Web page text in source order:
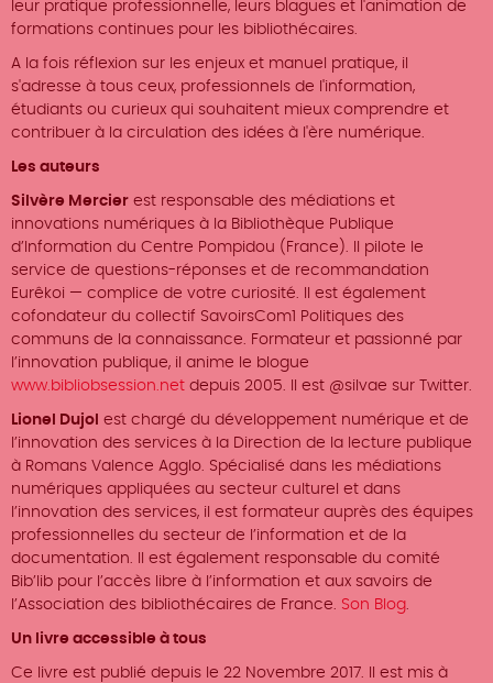
leur pratique professionnelle, leurs blagues et l'animation de
formations continues pour les bibliothécaires.
A la fois réflexion sur les enjeux et manuel pratique, il
s'adresse à tous ceux, professionnels de l'information,
étudiants ou curieux qui souhaitent mieux comprendre et
contribuer à la circulation des idées à l'ère numérique.
Les auteurs
Silvère Mercier est responsable des médiations et
innovations numériques à la Bibliothèque Publique
d’Information du Centre Pompidou (France). Il pilote le
service de questions-réponses et de recommandation
Eurêkoi — complice de votre curiosité. Il est également
cofondateur du collectif SavoirsCom1 Politiques des
communs de la connaissance. Formateur et passionné par
l’innovation publique, il anime le blogue
www.bibliobsession.net depuis 2005. Il est @silvae sur Twitter.
Lionel Dujol est chargé du développement numérique et de
l’innovation des services à la Direction de la lecture publique
à Romans Valence Agglo. Spécialisé dans les médiations
numériques appliquées au secteur culturel et dans
l’innovation des services, il est formateur auprès des équipes
professionnelles du secteur de l’information et de la
documentation. Il est également responsable du comité
Bib’lib pour l’accès libre à l’information et aux savoirs de
l’Association des bibliothécaires de France. Son Blog.
Un livre accessible à tous
Ce livre est publié depuis le 22 Novembre 2017. Il est mis à